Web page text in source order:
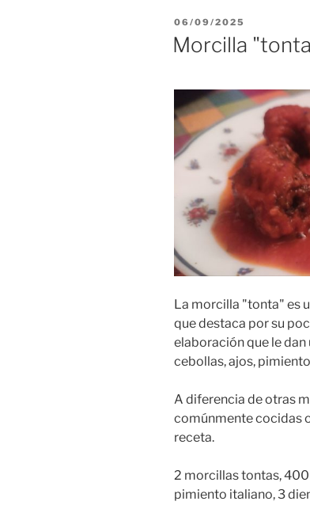
PUBLICADO
EL
06/09/2025
Morcilla
La morcilla "tonta" es
que destaca por su
elaboración que le
cebollas, ajos,
A diferencia de otras
comúnmente cocidas
receta.
2 morcillas tontas,
pimiento italiano, 3